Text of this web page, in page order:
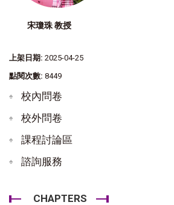
宋瓊珠 教授
上架日期: 2025-04-25
點閱次數: 8449
校內問卷
校外問卷
課程討論區
諮詢服務
CHAPTERS